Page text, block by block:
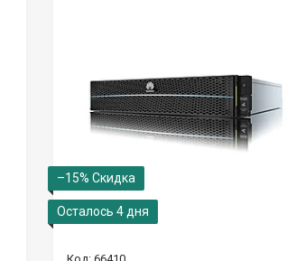
–15%
Осталось 4 дня